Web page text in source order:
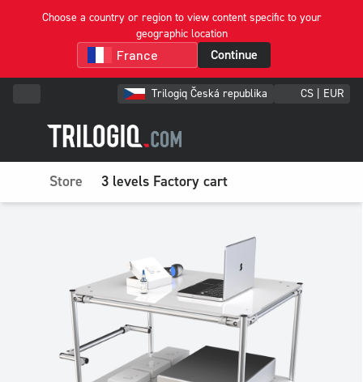
Choose a country or region to view content specific to your
geographic location
Continue
Trilogiq Česká republika CS | EUR
Store 3 levels Factory cart